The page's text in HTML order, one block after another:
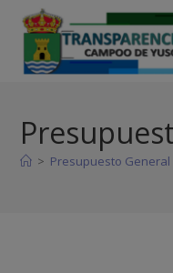
> Presupuesto General